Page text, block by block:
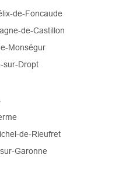
de-Foncaude
de-Castillon
Monségur
sur-Dropt
de-Rieufret
Garonne